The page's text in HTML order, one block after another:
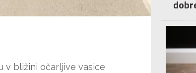
v bližini očarljive vasice